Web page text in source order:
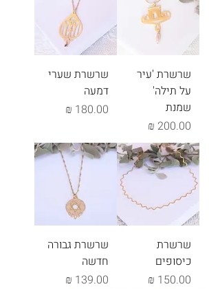
שרשרת 'עיר
על תילה'
שמנת
מחיר
שרשרת שערי
דמעה
מחיר
שרשרת
כיסופים
מחיר
שרשרת גבורה
חדשה
מחיר